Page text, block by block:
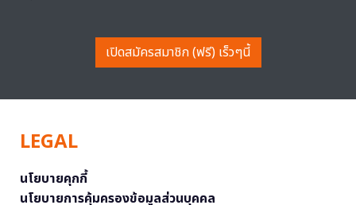
เปิดสมัครสมาชิก (ฟรี) เร็วๆนี้
LEGAL
นโยบายคุกกี้
นโยบายการคุ้มครองข้อมูลส่วนบุคคล